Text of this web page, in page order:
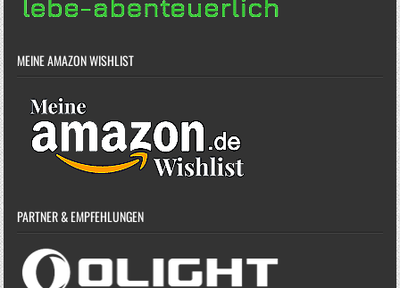
MEINE AMAZON WISHLIST
PARTNER & EMPFEHLUNGEN